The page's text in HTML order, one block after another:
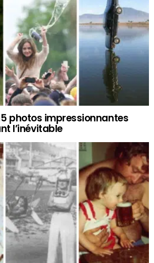
photos impressionnantes
l’inévitable